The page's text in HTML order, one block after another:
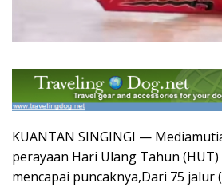
KUANTAN SINGINGI —
perayaan Hari Ulang Tahun
mencapai puncaknya,Dari 75 jalur